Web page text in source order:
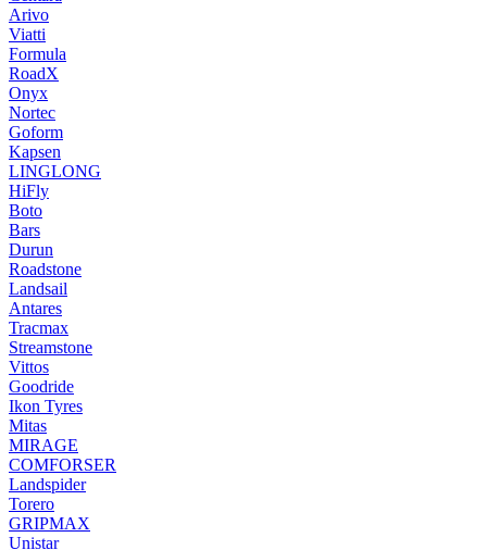
Arivo
Viatti
Formula
RoadX
Onyx
Nortec
Goform
Kapsen
LINGLONG
HiFly
Boto
Bars
Durun
Roadstone
Landsail
Antares
Tracmax
Streamstone
Vittos
Goodride
Ikon Tyres
Mitas
MIRAGE
COMFORSER
Landspider
Torero
GRIPMAX
Unistar